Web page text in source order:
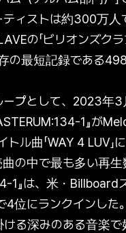
ィストは約300万人
の「ビリオンズク
の最短記録である
プとして、2023年3
1』が
ル曲「WAY 4 LUV
の中で最も多い再生
1』は、米・
位にランクインした
る深みのある音楽で